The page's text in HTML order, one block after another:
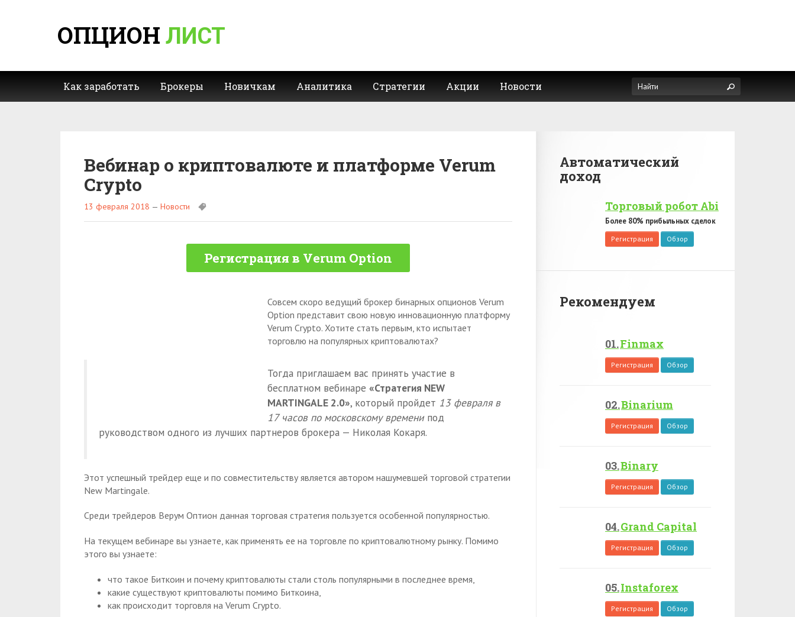
ОПЦИОН ЛИСТ
Как заработать Брокеры Новичкам Аналитика Стратегии Акции Новости
Вебинар о криптовалюте и платформе Verum
Crypto
13 февраля 2018 — Новости
Регистрация в Verum Option
Совсем скоро ведущий брокер бинарных опционов Verum
Option представит свою новую инновационную платформу
Verum Crypto. Хотите стать первым, кто испытает
торговлю на популярных криптовалютах?
Тогда приглашаем вас принять участие в
бесплатном вебинаре «Стратегия NEW
MARTINGALE 2.0», который пройдет 13 февраля в
17 часов по московскому временипод
руководством одного из лучших партнеров брокера — Николая Кокаря.
Этот успешный трейдер еще и по совместительству является автором нашумевшей торговой стратегии
New Martingale.
Среди трейдеров Верум Оптион данная торговая стратегия пользуется особенной популярностью.
На текущем вебинаре вы узнаете, как применять ее на торговле по криптовалютному рынку. Помимо
этого вы узнаете:
что такое Биткоин и почему криптовалюты стали столь популярными в последнее время,
какие существуют криптовалюты помимо Биткоина,
как происходит торговля на Verum Crypto.
Автоматический
доход
Торговый робот Abi
Более 80% прибыльных сделок
Регистрация Обзор
Рекомендуем
Finmax
Регистрация Обзор
Binarium
Регистрация Обзор
Binary
Регистрация Обзор
Grand Capital
Регистрация Обзор
Instaforex
Регистрация Обзор